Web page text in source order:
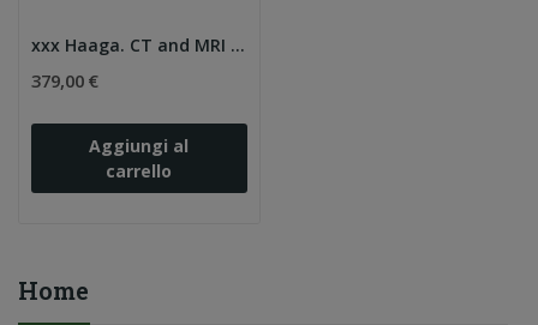
Home
xxx Haaga. CT and MRI of the Whole Body, 1/2, 6 Ed
379,00 €
Aggiungi al
carrello